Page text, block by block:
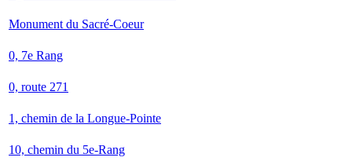
Monument du Sacré-Coeur
0, 7e Rang
0, route 271
1, chemin de la Longue-Pointe
10, chemin du 5e-Rang